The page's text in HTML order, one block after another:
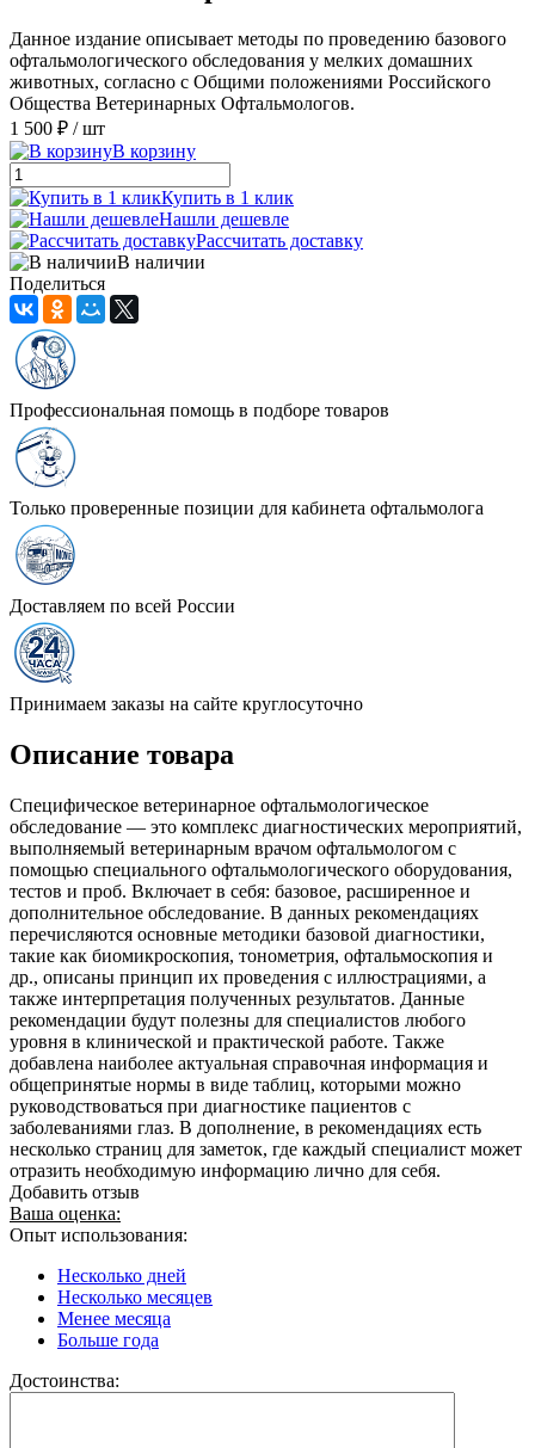
Данное издание описывает методы по проведению базового
офтальмологического обследования у мелких домашних
животных, согласно с Общими положениями Российского
Общества Ветеринарных Офтальмологов.
1 500 ₽ / шт
В корзину
Купить в 1 клик
Нашли дешевле
Рассчитать доставку
В наличии
Поделиться
Профессиональная помощь в подборе товаров
Только проверенные позиции для кабинета офтальмолога
Доставляем по всей России
Принимаем заказы на сайте круглосуточно
Описание товара
Специфическое ветеринарное офтальмологическое
обследование — это комплекс диагностических мероприятий,
выполняемый ветеринарным врачом офтальмологом с
помощью специального офтальмологического оборудования,
тестов и проб. Включает в себя: базовое, расширенное и
дополнительное обследование. В данных рекомендациях
перечисляются основные методики базовой диагностики,
такие как биомикроскопия, тонометрия, офтальмоскопия и
др., описаны принцип их проведения с иллюстрациями, а
также интерпретация полученных результатов. Данные
рекомендации будут полезны для специалистов любого
уровня в клинической и практической работе. Также
добавлена наиболее актуальная справочная информация и
общепринятые нормы в виде таблиц, которыми можно
руководствоваться при диагностике пациентов с
заболеваниями глаз. В дополнение, в рекомендациях есть
несколько страниц для заметок, где каждый специалист может
отразить необходимую информацию лично для себя.
Добавить отзыв
Ваша оценка:
Опыт использования:
Несколько дней
Несколько месяцев
Менее месяца
Больше года
Достоинства: